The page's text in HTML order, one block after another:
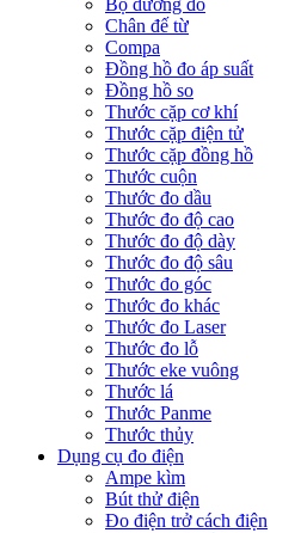
Bộ dưỡng đo
Chân đế từ
Compa
Đồng hồ đo áp suất
Đồng hồ so
Thước cặp cơ khí
Thước cặp điện tử
Thước cặp đồng hồ
Thước cuộn
Thước đo dầu
Thước đo độ cao
Thước đo độ dày
Thước đo độ sâu
Thước đo góc
Thước đo khác
Thước đo Laser
Thước đo lỗ
Thước eke vuông
Thước lá
Thước Panme
Thước thủy
Dụng cụ đo điện
Ampe kìm
Bút thử điện
Đo điện trở cách điện